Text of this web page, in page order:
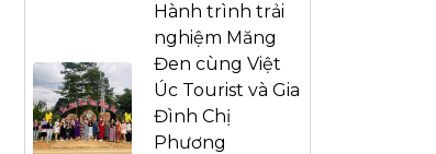
Hành trình trải
nghiệm Măng
Đen cùng Việt
Úc Tourist và Gia
Đình Chị
Phương